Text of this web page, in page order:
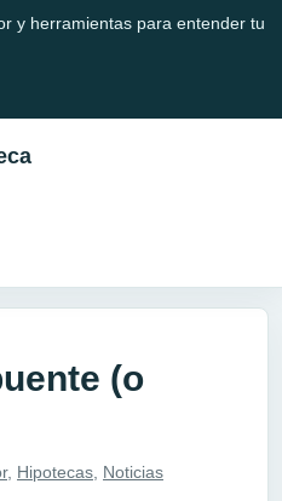
y herramientas para entender tu
(o
, Hipotecas Noticias